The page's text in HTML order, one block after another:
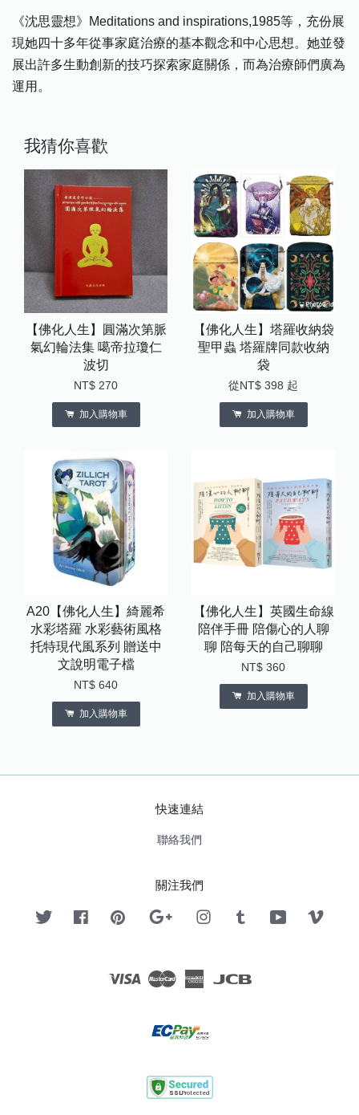
《沈思靈想》Meditations and inspirations,1985等，充份展
現她四十多年從事家庭治療的基本觀念和中心思想。她並發
展出許多生動創新的技巧探索家庭關係，而為治療師們廣為
運用。
我猜你喜歡
【佛化人生】圓滿次第脈
氣幻輪法集 噶帝拉瓊仁
波切
NT$ 270
加入購物車
【佛化人生】塔羅收納袋
聖甲蟲 塔羅牌同款收納
袋
從NT$ 398 起
加入購物車
A20【佛化人生】綺麗希
水彩塔羅 水彩藝術風格
托特現代風系列 贈送中
文說明電子檔
NT$ 640
加入購物車
【佛化人生】英國生命線
陪伴手冊 陪傷心的人聊
聊 陪每天的自己聊聊
NT$ 360
加入購物車
快速連結
聯絡我們
關注我們
Twitter FacebookPinterest Google InstagramTumblr YouTube
Visa Master American